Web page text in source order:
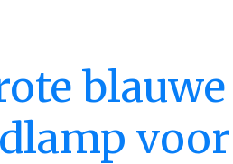
blauwe
voor